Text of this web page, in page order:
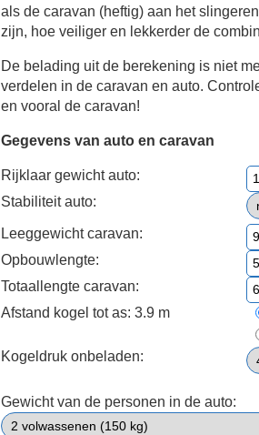
als de caravan (heftig) aan het
zijn, hoe veiliger en lekkerder de
De belading uit de berekening is niet
verdelen in de caravan en auto.
en vooral de caravan!
Gegevens van auto en caravan
Rijklaar gewicht auto:
Stabiliteit auto:
Leeggewicht caravan:
Opbouwlengte:
Totaallengte caravan:
Afstand kogel tot as: 3.9 m
Kogeldruk onbeladen:
Gewicht van de personen in de auto: